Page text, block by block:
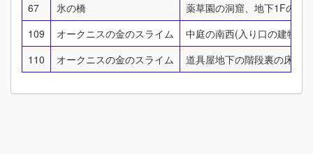
67
氷の橋
薬草園の洞窟、地下1Fの氷
109
オークニスの金のスライム
中庭の南西(入り口の建物裏
110
オークニスの金のスライム 道具屋地下の階段裏の床